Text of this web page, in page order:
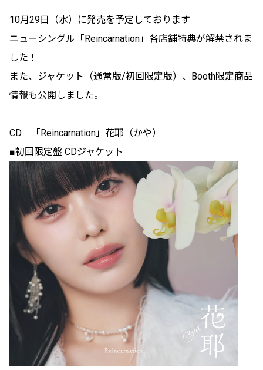
10月29日（水）に発売を予定しております
ニューシングル「Reincarnation」各店舗特典が解禁されま
した！
また、ジャケット（通常版/初回限定版）、Booth限定商品
情報も公開しました。
CD 「Reincarnation」花耶（かや）
■初回限定盤 CDジャケット